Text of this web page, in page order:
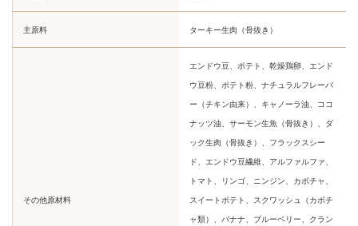
主原料 ‎ターキー生肉（骨抜き）
その他原材料
エンドウ豆、ポテト、乾燥鶏卵、エンド
ウ豆粉、ポテト粉、ナチュラルフレーバ
ー（チキン由来）、キャノーラ油、ココ
ナッツ油、サーモン生魚（骨抜き）、ダ
ック生肉（骨抜き）、フラックスシー
ド、エンドウ豆繊維、アルファルファ、
トマト、リンゴ、ニンジン、カボチャ、
スイートポテト、スクワッシュ（カボチ
ャ類）、バナナ、ブルーベリー、クラン